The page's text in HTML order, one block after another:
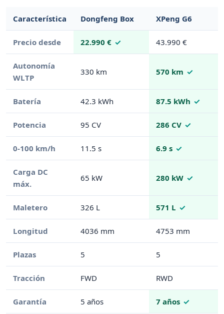
Característica Dongfeng Box XPeng G6
Precio desde 22.990 € 43.990 €
Autonomía
WLTP
330 km 570 km
Batería 42.3 kWh 87.5 kWh
Potencia 95 CV 286 CV
0-100 km/h 11.5 s 6.9 s
Carga DC
máx.
65 kW 280 kW
Maletero 326 L 571 L
Longitud 4036 mm 4753 mm
Plazas 5 5
Tracción FWD RWD
Garantía 5 años 7 años